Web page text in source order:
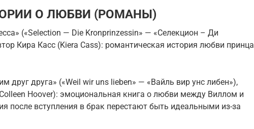
О ЛЮБВИ (РОМАНЫ)
(«Selection — Die Kronprinzessin» — «Селекцион – Ди
Кира Касс (Kiera Cass): романтическая история любви принца
друг друга» («Weil wir uns lieben» — «Вайль вир унс либен»),
Hoover): эмоциональная книга о любви между Виллом и
после вступления в брак перестают быть идеальными из-за